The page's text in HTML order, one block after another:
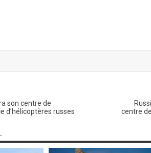
son centre de
d’hélicoptères russes
centre